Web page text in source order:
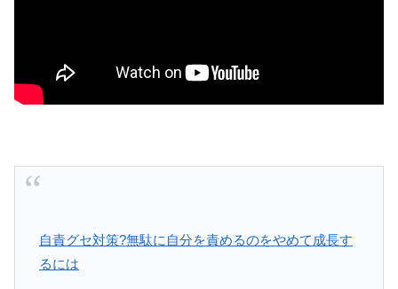
自責グセ対策?無駄に自分を責めるのをやめて成長す
るには